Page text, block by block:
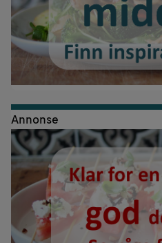
Annonse